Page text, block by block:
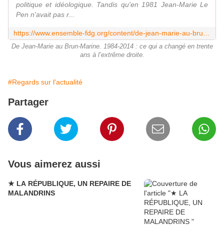
politique et idéologique. Tandis qu'en 1981 Jean-Marie Le
Pen n'avait pas r...
De Jean-Marie au Brun-Marine. 1984-2014 : ce qui a changé en trente
ans à l’extrême droite.
#Regards sur l'actualité
Partager
Vous aimerez aussi
★ LA RÉPUBLIQUE, UN REPAIRE DE
MALANDRINS